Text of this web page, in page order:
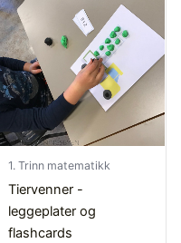
1. Trinn matematikk
Tiervenner -
leggeplater og
flashcards